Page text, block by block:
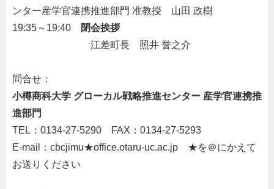
ンター産学官連携推進部門 准教授 山田 政樹
19:35～19:40
閉会挨拶
江差町長 照井 誉之介
問合せ：
小樽商科大学 グローカル戦略推進センター 産学官連携推
進部門
TEL：0134-27-5290 FAX：0134-27-5293
E-mail：cbcjimu★office.otaru-uc.ac.jp
★を＠にかえて
お送りください